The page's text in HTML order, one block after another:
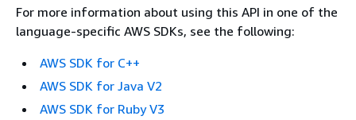
For more information about using this API in one of the
language-specific AWS SDKs, see the following:
AWS SDK for C++
AWS SDK for Java V2
AWS SDK for Ruby V3